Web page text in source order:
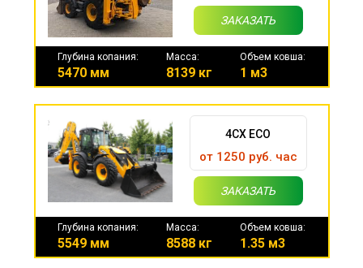
ЗАКАЗАТЬ
Глубина копания:
5470 мм
Масса:
8139 кг
Объем ковша:
1 м3
4CX ECO
от 1250 руб. час
ЗАКАЗАТЬ
Глубина копания:
5549 мм
Масса:
8588 кг
Объем ковша:
1.35 м3